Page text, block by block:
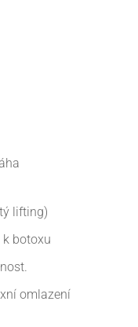
lifting)
k botoxu
omlazení